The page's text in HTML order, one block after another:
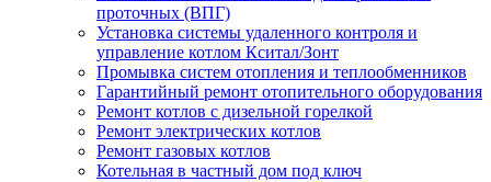
проточных (ВПГ)
Установка системы удаленного контроля и
управление котлом Кситал/Зонт
Промывка систем отопления и теплообменников
Гарантийный ремонт отопительного оборудования
Ремонт котлов с дизельной горелкой
Ремонт электрических котлов
Ремонт газовых котлов
Котельная в частный дом под ключ